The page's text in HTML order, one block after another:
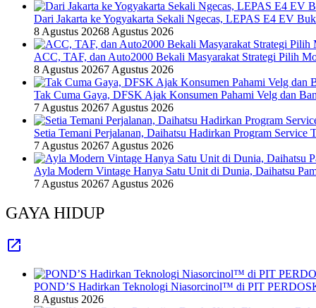
Dari Jakarta ke Yogyakarta Sekali Ngecas, LEPAS E4 EV
8 Agustus 20268 Agustus 2026
ACC, TAF, dan Auto2000 Bekali Masyarakat Strategi Pilih
8 Agustus 20267 Agustus 2026
Tak Cuma Gaya, DFSK Ajak Konsumen Pahami Velg dan
7 Agustus 20267 Agustus 2026
Setia Temani Perjalanan, Daihatsu Hadirkan Program
7 Agustus 20267 Agustus 2026
Ayla Modern Vintage Hanya Satu Unit di Dunia, Daihatsu
7 Agustus 20267 Agustus 2026
GAYA HIDUP
POND’S Hadirkan Teknologi Niasorcinol™ di PIT
8 Agustus 2026